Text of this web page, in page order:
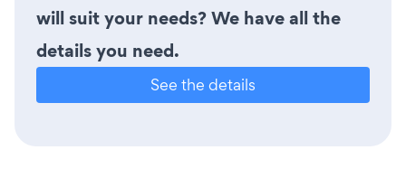
will suit your needs? We have all the
details you need.
See the details